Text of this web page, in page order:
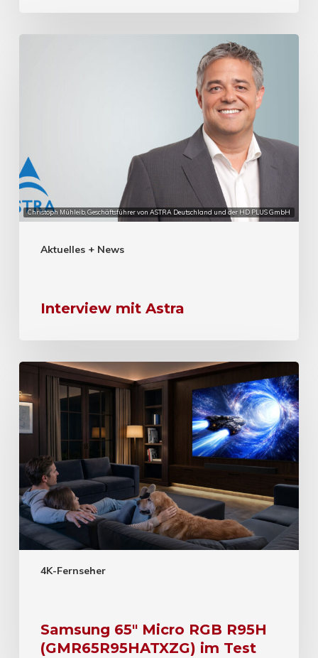
Christoph Mühleib, Geschäftsführer von ASTRA Deutschland und der HD PLUS GmbH
Aktuelles + News
Interview mit Astra
4K-Fernseher
Samsung 65″ Micro RGB R95H
(GMR65R95HATXZG) im Test